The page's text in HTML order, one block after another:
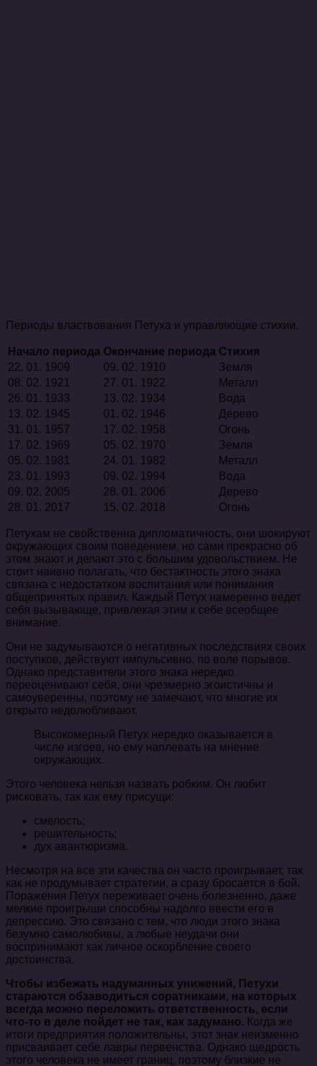
Периоды властвования Петуха и управляющие стихии.
Начало периода Окончание периода Стихия
22. 01. 1909
09. 02. 1910
Земля
08. 02. 1921
27. 01. 1922
Металл
26. 01. 1933
13. 02. 1934
Вода
13. 02. 1945
01. 02. 1946
Дерево
31. 01. 1957
17. 02. 1958
Огонь
17. 02. 1969
05. 02. 1970
Земля
05. 02. 1981
24. 01. 1982
Металл
23. 01. 1993
09. 02. 1994
Вода
09. 02. 2005
28. 01. 2006
Дерево
28. 01. 2017
15. 02. 2018 Огонь
Петухам не свойственна дипломатичность, они шокируют
окружающих своим поведением, но сами прекрасно об
этом знают и делают это с большим удовольствием. Не
стоит наивно полагать, что бестактность этого знака
связана с недостатком воспитания или понимания
общепринятых правил. Каждый Петух намеренно ведет
себя вызывающе, привлекая этим к себе всеобщее
внимание.
Они не задумываются о негативных последствиях своих
поступков, действуют импульсивно, по воле порывов.
Однако представители этого знака нередко
переоценивают себя, они чрезмерно эгоистичны и
самоуверенны, поэтому не замечают, что многие их
открыто недолюбливают.
Высокомерный Петух нередко оказывается в
числе изгоев, но ему наплевать на мнение
окружающих.
Этого человека нельзя назвать робким. Он любит
рисковать, так как ему присущи:
смелость;
решительность;
дух авантюризма.
Несмотря на все эти качества он часто проигрывает, так
как не продумывает стратегии, а сразу бросается в бой.
Поражения Петух переживает очень болезненно, даже
мелкие проигрыши способны надолго ввести его в
депрессию. Это связано с тем, что люди этого знака
безумно самолюбивы, а любые неудачи они
воспринимают как личное оскорбление своего
достоинства.
Чтобы избежать надуманных унижений, Петухи
стараются обзаводиться соратниками, на которых
всегда можно переложить ответственность, если
что-то в деле пойдет не так, как задумано. Когда же
итоги предприятия положительны, этот знак неизменно
присваивает себе лавры первенства. Однако щедрость
этого человека не имеет границ, поэтому близкие не